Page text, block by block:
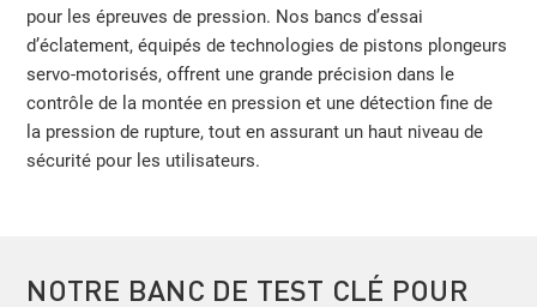
pour les épreuves de pression. Nos bancs d’essai
d’éclatement, équipés de technologies de pistons plongeurs
servo-motorisés, offrent une grande précision dans le
contrôle de la montée en pression et une détection fine de
la pression de rupture, tout en assurant un haut niveau de
sécurité pour les utilisateurs.
NOTRE BANC DE TEST CLÉ POUR